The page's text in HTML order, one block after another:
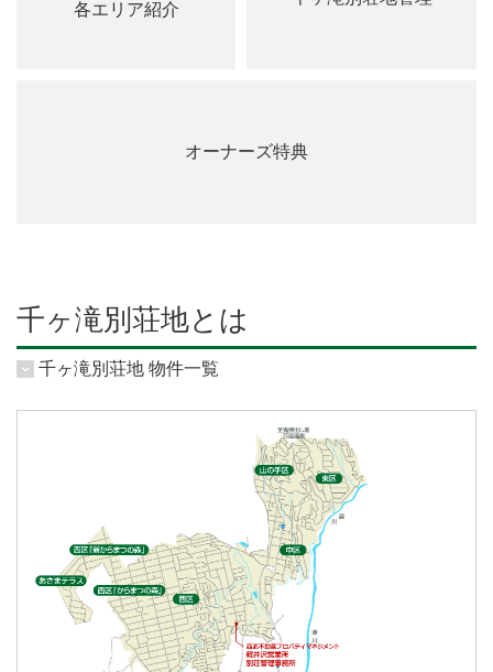
各エリア紹介
オーナーズ特典
千ヶ滝別荘地とは
千ヶ滝別荘地 物件一覧